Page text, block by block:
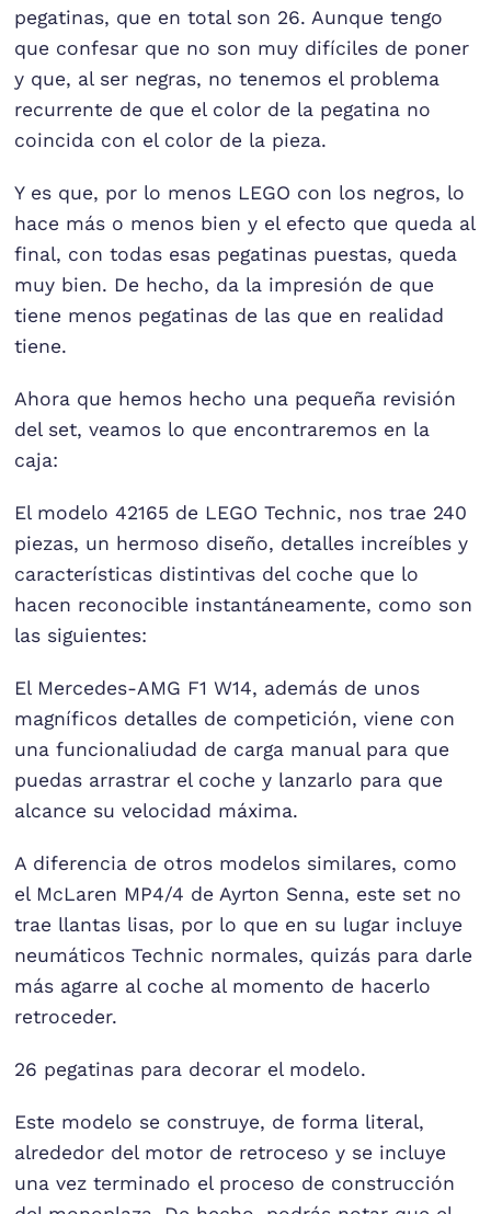
pegatinas, que en total son 26. Aunque tengo
que confesar que no son muy difíciles de poner
y que, al ser negras, no tenemos el problema
recurrente de que el color de la pegatina no
coincida con el color de la pieza.
Y es que, por lo menos LEGO con los negros, lo
hace más o menos bien y el efecto que queda al
final, con todas esas pegatinas puestas, queda
muy bien. De hecho, da la impresión de que
tiene menos pegatinas de las que en realidad
tiene.
Ahora que hemos hecho una pequeña revisión
del set, veamos lo que encontraremos en la
caja:
El modelo 42165 de LEGO Technic, nos trae 240
piezas, un hermoso diseño, detalles increíbles y
características distintivas del coche que lo
hacen reconocible instantáneamente, como son
las siguientes:
El Mercedes-AMG F1 W14, además de unos
magníficos detalles de competición, viene con
una funcionaliudad de carga manual para que
puedas arrastrar el coche y lanzarlo para que
alcance su velocidad máxima.
A diferencia de otros modelos similares, como
el McLaren MP4/4 de Ayrton Senna, este set no
trae llantas lisas, por lo que en su lugar incluye
neumáticos Technic normales, quizás para darle
más agarre al coche al momento de hacerlo
retroceder.
26 pegatinas para decorar el modelo.
Este modelo se construye, de forma literal,
alrededor del motor de retroceso y se incluye
una vez terminado el proceso de construcción